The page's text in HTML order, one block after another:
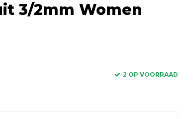
3/2mm Women
2 OP VOORRAAD